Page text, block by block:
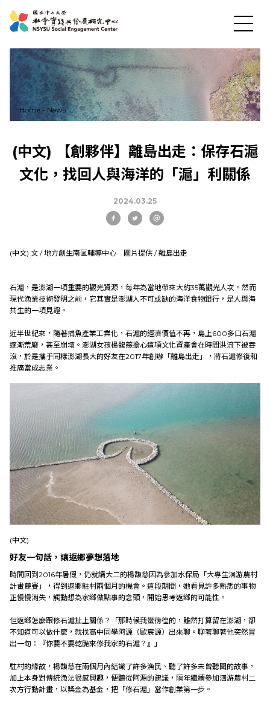
Social Practices
Education
Research
Link
中
Home - News
(中文) 【創夥伴】離島出走：保存石滬
文化，找回人與海洋的「滬」利關係
2024.03.25
(中文) 文 / 地方創生南區輔導中心 圖片提供 / 離島出走
石滬，是澎湖一項重要的觀光資源，每年為當地帶來大約35萬觀光人次。然而
現代漁業技術發明之前，它其實是澎湖人不可或缺的海洋食物銀行，是人與海
共生的一項見證。
近半世紀來，隨著捕魚產業工業化，石滬的經濟價值不再，島上600多口石滬
逐漸荒廢，甚至崩壞。澎湖女孩楊馥慈擔心這項文化資產會在時間洪流下被吞
沒，於是攜手同樣澎湖長大的好友在2017年創辦「離島出走」，將石滬修復和
推廣當成志業。
(中文)
好友一句話，讓返鄉夢想落地
時間回到2016年暑假，仍就讀大二的楊馥慈因為參加水保局「大專生洄游農村
計畫競賽」，得到返鄉駐村兩個月的機會。這段期間，她看見許多熟悉的事物
正慢慢消失，觸動想為家鄉做點事的念頭，開始思考返鄉的可能性。
但返鄉怎麼跟修石滬扯上關係？「那時候我蠻徬徨的，雖然打算留在澎湖，卻
不知道可以做什麼，就找高中同學阿源（歐宸源）出來聊。聊著聊著他突然冒
出一句：『你要不要乾脆來修我家的石滬？』」
駐村的緣故，楊馥慈在兩個月內結識了許多漁民、聽了許多未曾聽聞的故事，
加上本身對傳統漁法很感興趣，便聽從阿源的建議，隔年繼續參加洄游農村二
次方行動計畫，以獎金為基金，把「修石滬」當作創業第一步。